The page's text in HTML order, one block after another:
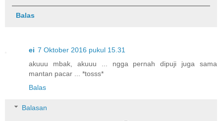
Balas
ei 7 Oktober 2016 pukul 15.31
akuuu mbak, akuuu ... ngga pernah dipuji juga sama
mantan pacar ... *tosss*
Balas
Balasan